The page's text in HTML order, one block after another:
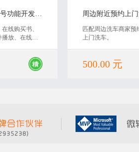
教育培训机构微信公众号功能开发源码（课程设计）
线购买书、
放、在线报
匹配周边洗车商家
上门洗车。
500.00 元